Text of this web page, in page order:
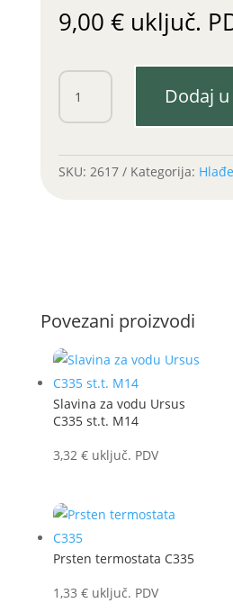
9,00 € uključ.
Termostat
C360
količina
Dodaj
SKU: 2617 Kategorija:
Povezani proizvodi
Slavina za vodu Ursus
C335 st.t. M14
3,32 € uključ. PDV
Prsten termostata C335
1,33 € uključ. PDV